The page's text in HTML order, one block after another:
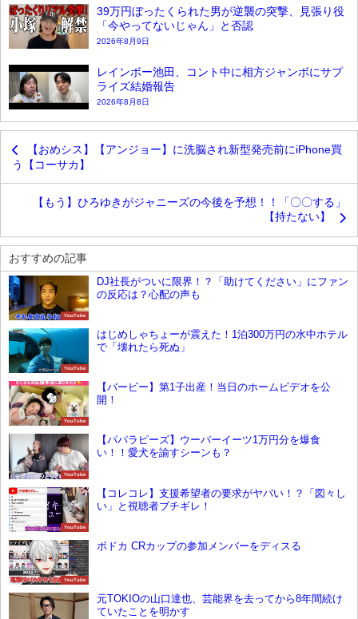
39万円ぼったくられた男が逆襲の突撃、見張り役
「今やってないじゃん」と否認
2026年8月9日
レインボー池田、コント中に相方ジャンボにサプ
ライズ結婚報告
2026年8月8日
【おめシス】【アンジョー】に洗脳され新型発売前にiPhone買
う【コーサカ】
【もう】ひろゆきがジャニーズの今後を予想！！「〇〇する」
【持たない】
おすすめの記事
YouTube
DJ社長がついに限界！？「助けてください」にファン
の反応は？心配の声も
YouTube
はじめしゃちょーが震えた！1泊300万円の水中ホテル
で「壊れたら死ぬ」
YouTube
【バービー】第1子出産！当日のホームビデオを公
開！
YouTube
【パパラピーズ】ウーバーイーツ1万円分を爆食
い！！愛犬を諭すシーンも？
YouTube
【コレコレ】支援希望者の要求がヤバい！？「図々し
い」と視聴者ブチギレ！
YouTube
ボドカ CRカップの参加メンバーをディスる
元TOKIOの山口達也、芸能界を去ってから8年間続け
ていたことを明かす